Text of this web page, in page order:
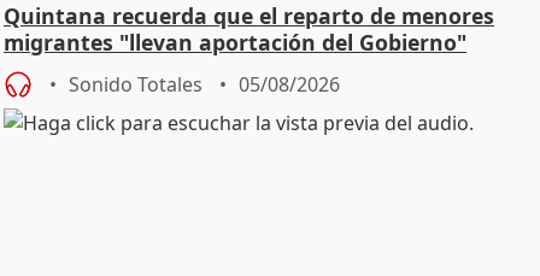
Quintana recuerda que el reparto de menores
migrantes "llevan aportación del Gobierno"
central
Sonido Totales 05/08/2026